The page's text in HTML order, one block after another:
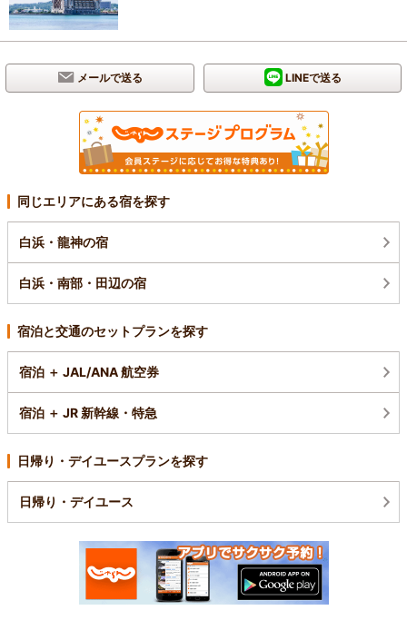
メールで送る LINEで送る
同じエリアにある宿を探す
白浜・龍神の宿
白浜・南部・田辺の宿
宿泊と交通のセットプランを探す
宿泊 ＋ JAL/ANA 航空券
宿泊 ＋ JR 新幹線・特急
日帰り・デイユースプランを探す
日帰り・デイユース